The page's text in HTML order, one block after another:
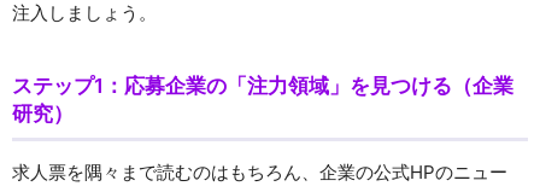
注入しましょう。
ステップ1：応募企業の「注力領域」を見つける（企業
研究）
求人票を隅々まで読むのはもちろん、企業の公式HPのニュー